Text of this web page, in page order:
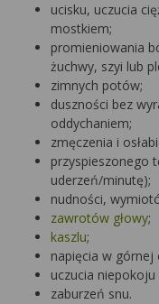
ucisku, uczucia
mostkiem;
promieniowania
żuchwy, szyi lub
zimnych potów;
duszności bez
oddychaniem;
zmęczenia i
przyspieszonego
uderzeń/minutę);
nudności,
zawrotów głowy;
kaszlu;
napięcia w górnej
uczucia niepokoju
zaburzeń snu.